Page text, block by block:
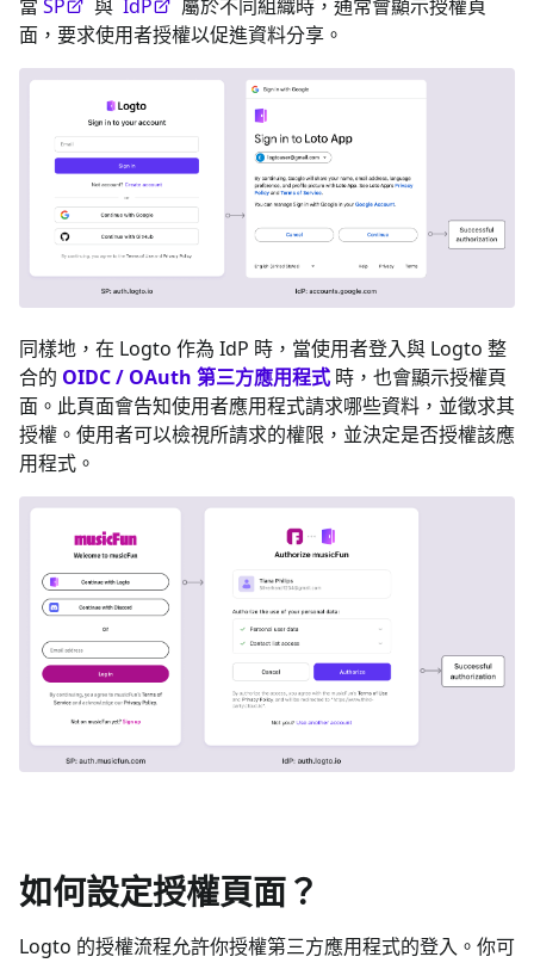
當 SP 與 IdP
屬於不同組織時，通常會顯示授權頁
面，要求使用者授權以促進資料分享。
同樣地，在 Logto 作為 IdP 時，當使用者登入與 Logto 整
合的 OIDC / OAuth 第三方應用程式 時，也會顯示授權頁
面。此頁面會告知使用者應用程式請求哪些資料，並徵求其
授權。使用者可以檢視所請求的權限，並決定是否授權該應
用程式。
如何設定授權頁面？
Logto 的授權流程允許你授權第三方應用程式的登入。你可